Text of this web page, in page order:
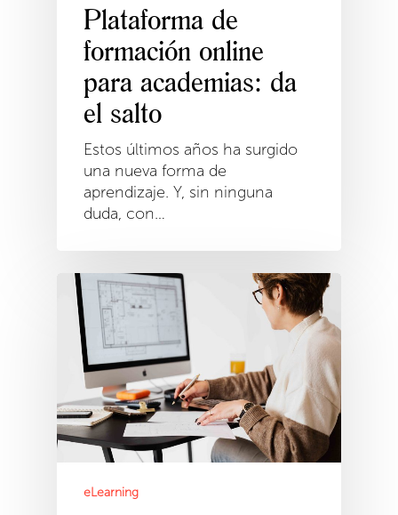
Plataforma de
formación online
para academias: da
el salto
Estos últimos años ha surgido
una nueva forma de
aprendizaje. Y, sin ninguna
duda, con…
eLearning